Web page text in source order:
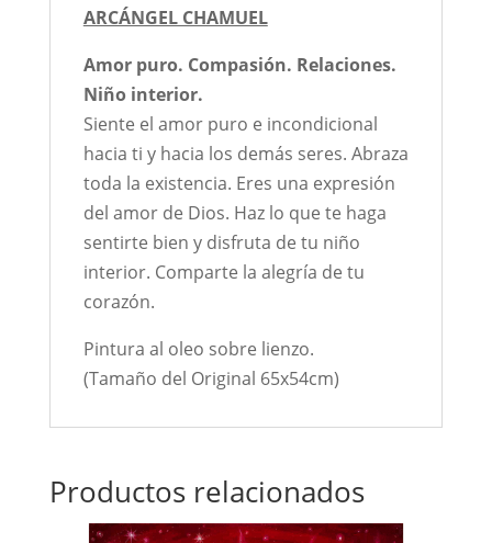
ARCÁNGEL CHAMUEL
Amor puro. Compasión. Relaciones.
Niño interior.
Siente el amor puro e incondicional
hacia ti y hacia los demás seres. Abraza
toda la existencia. Eres una expresión
del amor de Dios. Haz lo que te haga
sentirte bien y disfruta de tu niño
interior. Comparte la alegría de tu
corazón.
Pintura al oleo sobre lienzo.
(Tamaño del Original 65x54cm)
Productos relacionados